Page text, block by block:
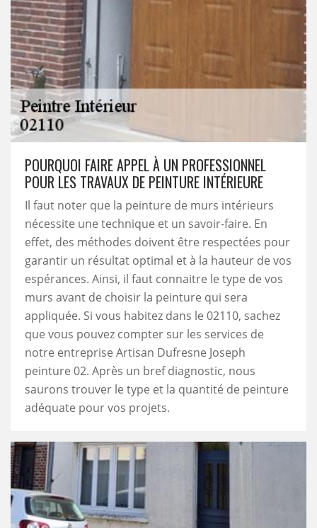
POURQUOI FAIRE APPEL À UN PROFESSIONNEL
POUR LES TRAVAUX DE PEINTURE INTÉRIEURE
Il faut noter que la peinture de murs intérieurs
nécessite une technique et un savoir-faire. En
effet, des méthodes doivent être respectées pour
garantir un résultat optimal et à la hauteur de vos
espérances. Ainsi, il faut connaitre le type de vos
murs avant de choisir la peinture qui sera
appliquée. Si vous habitez dans le 02110, sachez
que vous pouvez compter sur les services de
notre entreprise Artisan Dufresne Joseph
peinture 02. Après un bref diagnostic, nous
saurons trouver le type et la quantité de peinture
adéquate pour vos projets.